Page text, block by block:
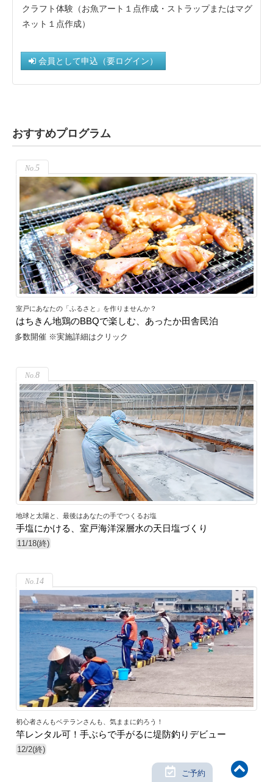
ご予約
クラフト体験（お魚アート１点作成・ストラップまたはマグ
ネット１点作成）
会員として申込（要ログイン）
おすすめプログラム
5
室戸にあなたの「ふるさと」を作りませんか？
はちきん地鶏のBBQで楽しむ、あったか田舎民泊
多数開催 ※実施詳細はクリック
8
地球と太陽と、最後はあなたの手でつくるお塩
手塩にかける、室戸海洋深層水の天日塩づくり
11/18(終)
14
初心者さんもベテランさんも、気ままに釣ろう！
竿レンタル可！手ぶらで手がるに堤防釣りデビュー
12/2(終)